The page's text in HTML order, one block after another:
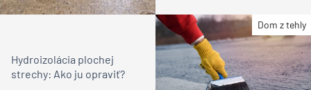
Dom z tehly
Hydroizolácia plochej
strechy: Ako ju opraviť?